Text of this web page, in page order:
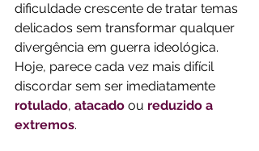
dificuldade crescente de tratar temas
delicados sem transformar qualquer
divergência em guerra ideológica.
Hoje, parece cada vez mais difícil
discordar sem ser imediatamente
rotulado, atacado ou reduzido a
extremos.